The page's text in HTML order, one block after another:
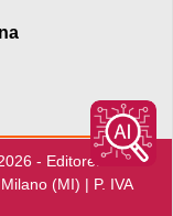
- Editore:Edra
(MI) | P. IVA